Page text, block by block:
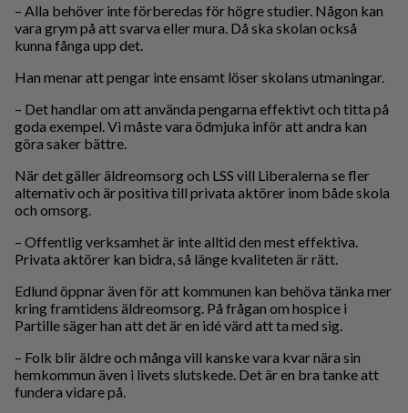
– Alla behöver inte förberedas för högre studier. Någon kan
vara grym på att svarva eller mura. Då ska skolan också
kunna fånga upp det.
Han menar att pengar inte ensamt löser skolans utmaningar.
– Det handlar om att använda pengarna effektivt och titta på
goda exempel. Vi måste vara ödmjuka inför att andra kan
göra saker bättre.
När det gäller äldreomsorg och LSS vill Liberalerna se fler
alternativ och är positiva till privata aktörer inom både skola
och omsorg.
– Offentlig verksamhet är inte alltid den mest effektiva.
Privata aktörer kan bidra, så länge kvaliteten är rätt.
Edlund öppnar även för att kommunen kan behöva tänka mer
kring framtidens äldreomsorg. På frågan om hospice i
Partille säger han att det är en idé värd att ta med sig.
– Folk blir äldre och många vill kanske vara kvar nära sin
hemkommun även i livets slutskede. Det är en bra tanke att
fundera vidare på.